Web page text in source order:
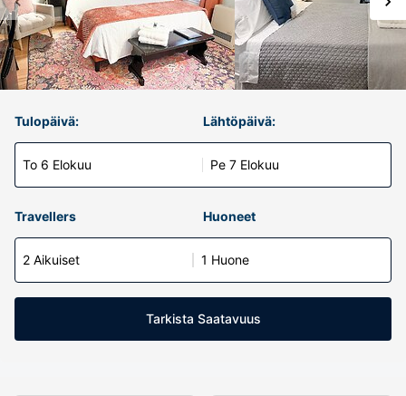
Tulopäivä:
To 6 Elokuu
Lähtöpäivä:
Pe 7 Elokuu
Travellers Huoneet
2 Aikuiset 1 Huone
Tarkista Saatavuus